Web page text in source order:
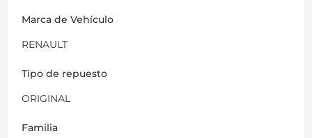
Marca de Vehículo
RENAULT
Tipo de repuesto
ORIGINAL
Familia